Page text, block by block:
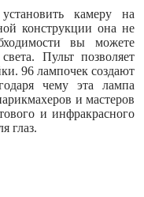
камеру на
конструкции она не
вы можете
Пульт позволяет
96 лампочек создают
чему эта лампа
и мастеров
и инфракрасного
глаз.